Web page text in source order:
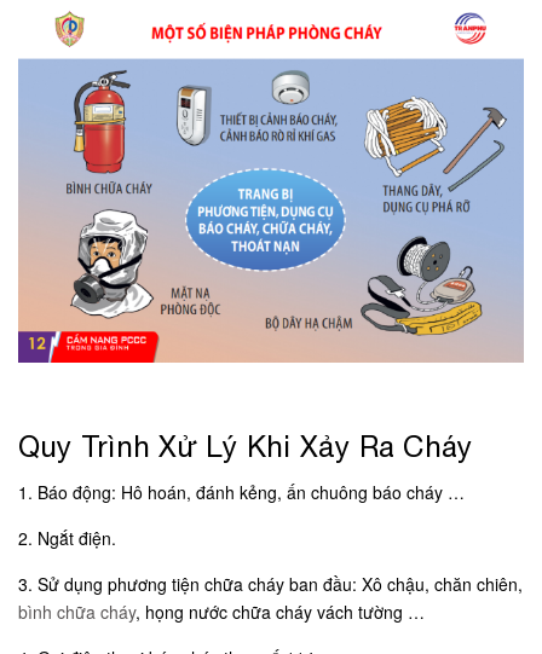
Quy Trình Xử Lý Khi Xảy Ra Cháy
1. Báo động: Hô hoán, đánh kẻng, ấn chuông báo cháy …
2. Ngắt điện.
3. Sử dụng phương tiện chữa cháy ban đầu: Xô chậu, chăn chiên,
bình chữa cháy, họng nước chữa cháy vách tường …